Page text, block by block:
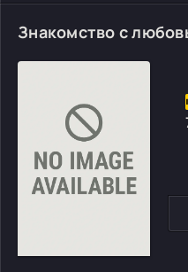
Знакомство с